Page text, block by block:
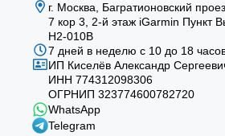
г. Москва, Багратионовский
7 кор 3, 2-й этаж iGarmin Пункт
Н2-010В
7 дней в неделю с 10 до 18
ИП Киселёв Александр
ИНН 774312098306
ОГРНИП 323774600782720
WhatsApp
Telegram